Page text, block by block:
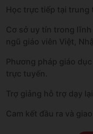
Học trực tiếp tại trung
Cơ sở uy tín trong
ngũ giáo viên Việt,
Phương pháp giáo
trực tuyến.
Trợ giảng hỗ trợ dạy
Cam kết đầu ra và